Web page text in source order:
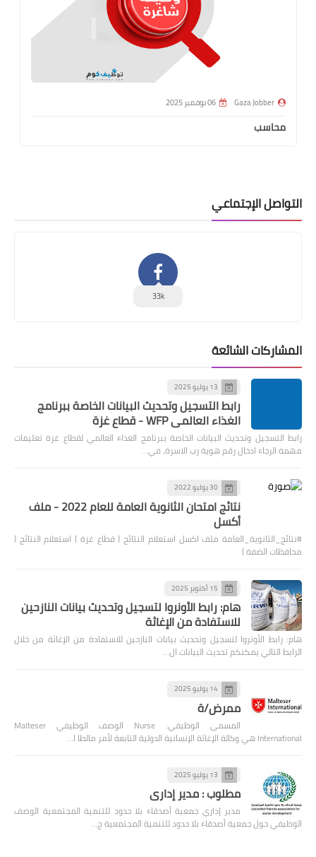
Gaza Jobber 06 نوفمبر 2025
محاسب
التواصل الإجتماعي
33k
المشاركات الشائعة
13 يوليو 2025
رابط التسجيل وتحديث البيانات الخاصة ببرنامج
الغذاء العالمي WFP - قطاع غزة
رابط التسجيل وتحديث البيانات الخاصة ببرنامج الغذاء العالمي لقطاع غزة تعليمات
مهمة الرجاء ادخال رقم هوية رب الاسرة، في…
30 يوليو 2022
نتائج امتحان الثانوية العامة للعام 2022 - ملف
أكسل
#نتائج_الثانوية_العامة ملف اكسل استعلام النتائج ( قطاع غزة ) استعلام النتائج (
محافظات الضفة )
15 أكتوبر 2025
هام: رابط الأونروا لتسجيل وتحديث بيانات النازحين
للاستفادة من الإغاثة
هام: رابط الأونروا لتسجيل وتحديث بيانات النازحين للاستفادة من الإغاثة من خلال
الرابط التالي يمكنكم تحديث البيانات ال…
14 يوليو 2025
ممرض/ة
المسمى الوظيفي: Nurse الوصف الوظيفي Malteser
International هي وكالة الإغاثة الإنسانية الدولية التابعة لأمر مالطا ا…
13 يوليو 2025
مطلوب : مدير إداري
مدير إداري جمعية أصدقاء بلا حدود للتنمية المجتمعية الوصف
الوظيفي حول جمعية أصدقاء بلا حدود للتنمية المجتمعية ج…